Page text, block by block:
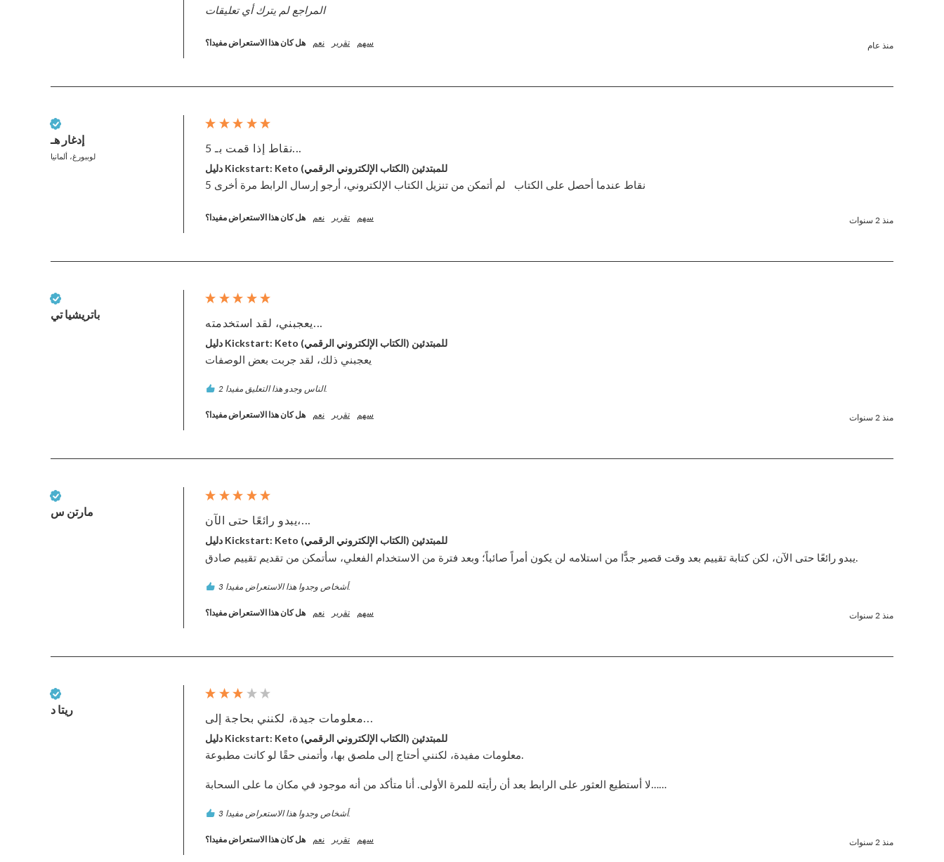
المراجع لم يترك أي تعليقات
هل كان هذا الاستعراض مفيدا؟ نعم تقرير سهم منذ عام
إدغار هـ
لوببورغ، ألمانيا
دليل Kickstart: Keto للمبتدئين (الكتاب الإلكتروني الرقمي)
هل كان هذا الاستعراض مفيدا؟ نعم تقرير سهم منذ 2 سنوات
باتريشيا تي
يعجبني، لقد استخدمته...
دليل Kickstart: Keto للمبتدئين (الكتاب الإلكتروني الرقمي)
يعجبني ذلك، لقد جربت بعض الوصفات
2 الناس وجدو هذا التعليق مفيدا.
هل كان هذا الاستعراض مفيدا؟ نعم تقرير سهم منذ 2 سنوات
مارتن س
يبدو رائعًا حتى الآن،...
دليل Kickstart: Keto للمبتدئين (الكتاب الإلكتروني الرقمي)
يبدو رائعًا حتى الآن، لكن كتابة تقييم بعد وقت قصير جدًّا من استلامه لن يكون أمراً صائباً؛ وبعد فترة من الاستخدام الفعلي، سأتمكن من تقديم تقييم صادق.
3 أشخاص وجدوا هذا الاستعراض مفيدا.
هل كان هذا الاستعراض مفيدا؟ نعم تقرير سهم منذ 2 سنوات
ريتا د
دليل Kickstart: Keto للمبتدئين (الكتاب الإلكتروني الرقمي)
معلومات مفيدة، لكنني أحتاج إلى ملصق بها، وأتمنى حقًا لو كانت مطبوعة.
لا أستطيع العثور على الرابط بعد أن رأيته للمرة الأولى. أنا متأكد من أنه موجود في مكان ما على السحابة……
3 أشخاص وجدوا هذا الاستعراض مفيدا.
هل كان هذا الاستعراض مفيدا؟ نعم تقرير سهم منذ 2 سنوات